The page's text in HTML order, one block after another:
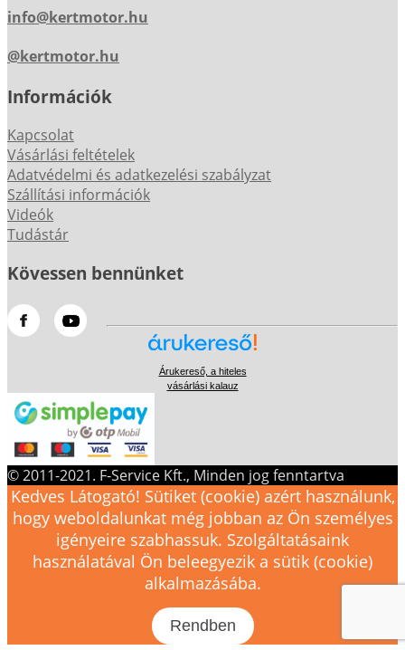
info@kertmotor.hu
@kertmotor.hu
Információk
Kapcsolat
Vásárlási feltételek
Adatvédelmi és adatkezelési szabályzat
Szállítási információk
Videók
Tudástár
Kövessen bennünket
Árukereső, a hiteles
vásárlási kalauz
© 2011-2021. F-Service Kft., Minden jog fenntartva
Kedves Látogató! Sütiket (cookie) azért használunk,
hogy weboldalunkat még jobban az Ön személyes
igényeire szabhassuk. Szolgáltatásaink
használatával Ön beleegyezik a sütik (cookie)
alkalmazásába.
Rendben